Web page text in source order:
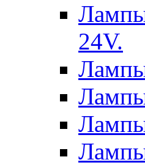
Лампы
24V.
Лампы
Лампы